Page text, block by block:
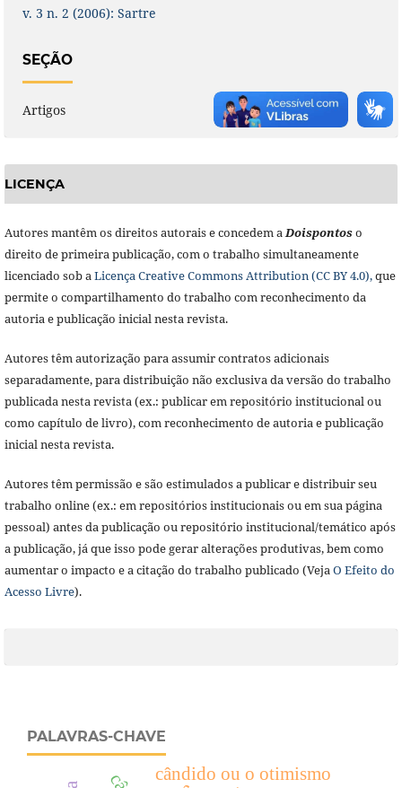
v. 3 n. 2 (2006): Sartre
SEÇÃO
Artigos
LICENÇA
Autores mantêm os direitos autorais e concedem aDoispontoso
direito de primeira publicação, com o trabalho simultaneamente
licenciado sob aLicença Creative Commons Attribution (CC BY 4.0),que
permite o compartilhamento do trabalho com reconhecimento da
autoria e publicação inicial nesta revista.
Autores têm autorização para assumir contratos adicionais
separadamente, para distribuição não exclusiva da versão do trabalho
publicada nesta revista (ex.: publicar em repositório institucional ou
como capítulo de livro), com reconhecimento de autoria e publicação
inicial nesta revista.
Autores têm permissão e são estimulados a publicar e distribuir seu
trabalho online (ex.: em repositórios institucionais ou em sua página
pessoal) antes da publicação ou repositório institucional/temático após
a publicação, já que isso pode gerar alterações produtivas, bem como
aumentar o impacto e a citação do trabalho publicado (VejaO Efeito do
Acesso Livre).
PALAVRAS-CHAVE
cândido ou o otimismo